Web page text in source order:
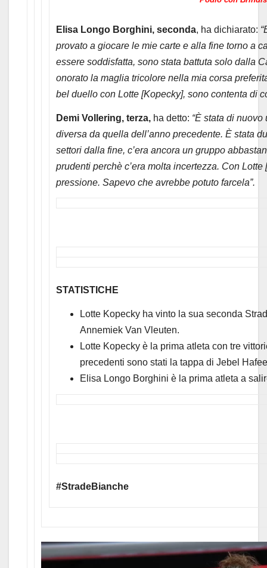
Elisa Longo Borghini, seconda, ha dichiarato:
provato a giocare le mie carte e alla fine torno a
essere soddisfatta, sono stata battuta solo dalla
onorato la maglia tricolore nella mia corsa
bel duello con Lotte [Kopecky], sono contenta di
Demi Vollering, terza,ha detto: “È stata di
diversa da quella dell’anno precedente. È stata
settori dalla fine, c’era ancora un gruppo
prudenti perchè c’era molta incertezza. Con
pressione. Sapevo che avrebbe potuto farcela”.
STATISTICHE
Lotte Kopecky ha vinto la sua seconda
Annemiek Van Vleuten.
Lotte Kopecky è la prima atleta con tre
precedenti sono stati la tappa di Jebel
Elisa Longo Borghini è la prima atleta a
#StradeBianche